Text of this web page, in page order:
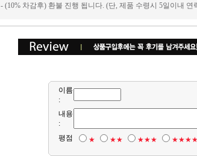
- (10% 차감후) 환불 진행 됩니다. (단, 제품 수령시 5일이내 연
이름
:
내용
:
평점
★ ★★ ★★★ ★★★★